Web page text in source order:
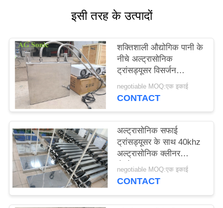
की
विनती
करे
साइटमैप
PRIVACY
POLICY
इसी तरह के उत्पादों
शक्तिशाली औद्योगिक पानी के
नीचे अल्ट्रासोनिक
ट्रांसड्यूसर विसर्जन
ट्रांसड्यूसर
negotiable MOQ:एक इकाई
CONTACT
अल्ट्रासोनिक सफाई
ट्रांसड्यूसर के साथ 40khz
अल्ट्रासोनिक क्लीनर
जेनरेटर 1200w
negotiable MOQ:एक इकाई
CONTACT